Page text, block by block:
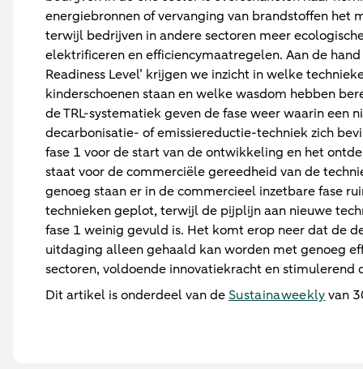
energiebronnen of vervanging van brandstoffen het
terwijl bedrijven in andere sectoren meer
elektrificeren en efficiencymaatregelen. Aan de hand
Readiness Level’ krijgen we inzicht in welke
kinderschoenen staan en welke wasdom hebben
de TRL-systematiek geven de fase weer waarin een
decarbonisatie- of emissiereductie-techniek zich
fase 1 voor de start van de ontwikkeling en het
staat voor de commerciële gereedheid van de
genoeg staan er in de commercieel inzetbare fase
technieken geplot, terwijl de pijplijn aan nieuwe
fase 1 weinig gevuld is. Het komt erop neer dat de
uitdaging alleen gehaald kan worden met genoeg
sectoren, voldoende innovatiekracht en stimulerend
Dit artikel is onderdeel van de Sustainaweeklyvan